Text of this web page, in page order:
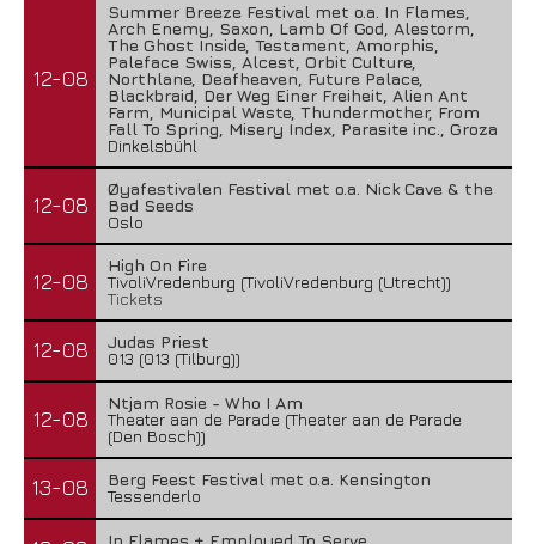
12-08
Summer Breeze Festival met o.a. In Flames,
Arch Enemy, Saxon, Lamb Of God, Alestorm,
The Ghost Inside, Testament, Amorphis,
Paleface Swiss, Alcest, Orbit Culture,
Northlane, Deafheaven, Future Palace,
Blackbraid, Der Weg Einer Freiheit, Alien Ant
Farm, Municipal Waste, Thundermother, From
Fall To Spring, Misery Index, Parasite inc., Groza
Dinkelsbühl
12-08
Øyafestivalen Festival met o.a. Nick Cave & the
Bad Seeds
Oslo
12-08
High On Fire
TivoliVredenburg (TivoliVredenburg (Utrecht))
Tickets
12-08
Judas Priest
013 (013 (Tilburg))
12-08
Ntjam Rosie - Who I Am
Theater aan de Parade (Theater aan de Parade
(Den Bosch))
13-08
Berg Feest Festival met o.a. Kensington
Tessenderlo
In Flames + Employed To Serve